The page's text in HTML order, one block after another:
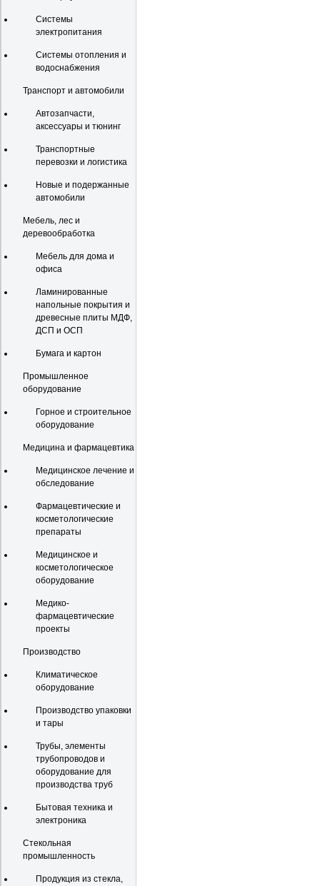
Системы
электропитания
Системы отопления и
водоснабжения
Транспорт и автомобили
Автозапчасти,
аксессуары и тюнинг
Транспортные
перевозки и логистика
Новые и подержанные
автомобили
Мебель, лес и
деревообработка
Мебель для дома и
офиса
Ламинированные
напольные покрытия и
древесные плиты МДФ,
ДСП и ОСП
Бумага и картон
Промышленное
оборудование
Горное и строительное
оборудование
Медицина и фармацевтика
Медицинское лечение и
обследование
Фармацевтические и
косметологические
препараты
Медицинское и
косметологическое
оборудование
Медико-
фармацевтические
проекты
Производство
Климатическое
оборудование
Производство упаковки
и тары
Трубы, элементы
трубопроводов и
оборудование для
производства труб
Бытовая техника и
электроника
Стекольная
промышленность
Продукция из стекла,